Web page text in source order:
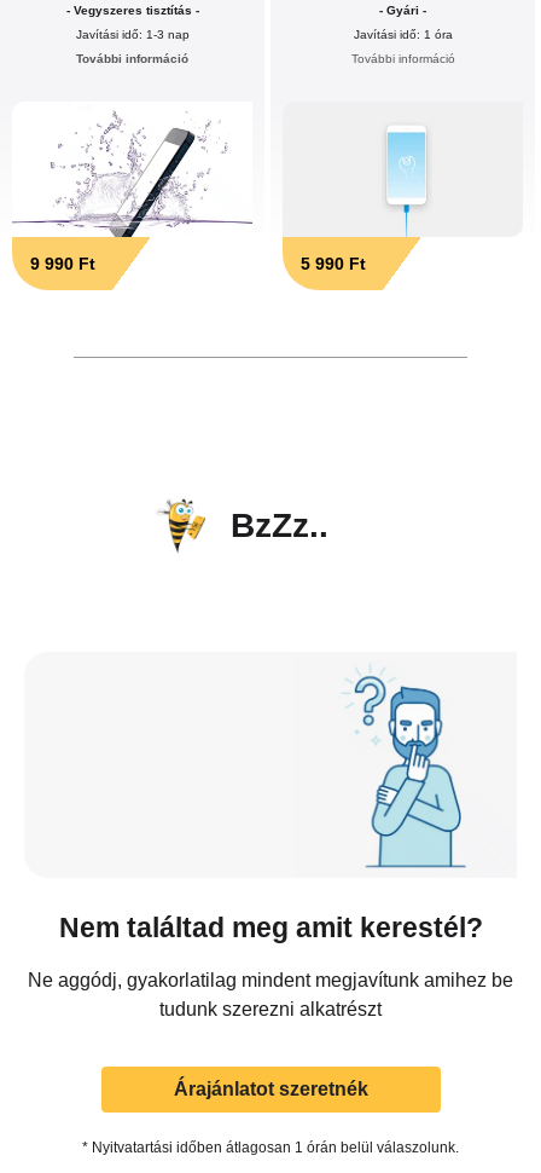
- Vegyszeres tisztítás -
Javítási idő: 1-3 nap
További információ
9 990 Ft
- Gyári -
Javítási idő: 1 óra
További információ
5 990 Ft
BzZz..
Nem találtad meg amit kerestél?
Ne aggódj, gyakorlatilag mindent megjavítunk amihez be
tudunk szerezni alkatrészt
Árajánlatot szeretnék
* Nyitvatartási időben átlagosan 1 órán belül válaszolunk.